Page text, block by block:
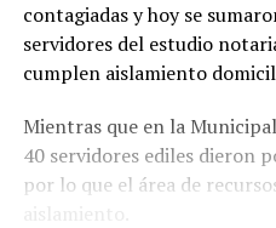
contagiadas y hoy se
servidores del estudio
cumplen aislamiento
Mientras que en la
40 servidores ediles dieron
por lo que el área de